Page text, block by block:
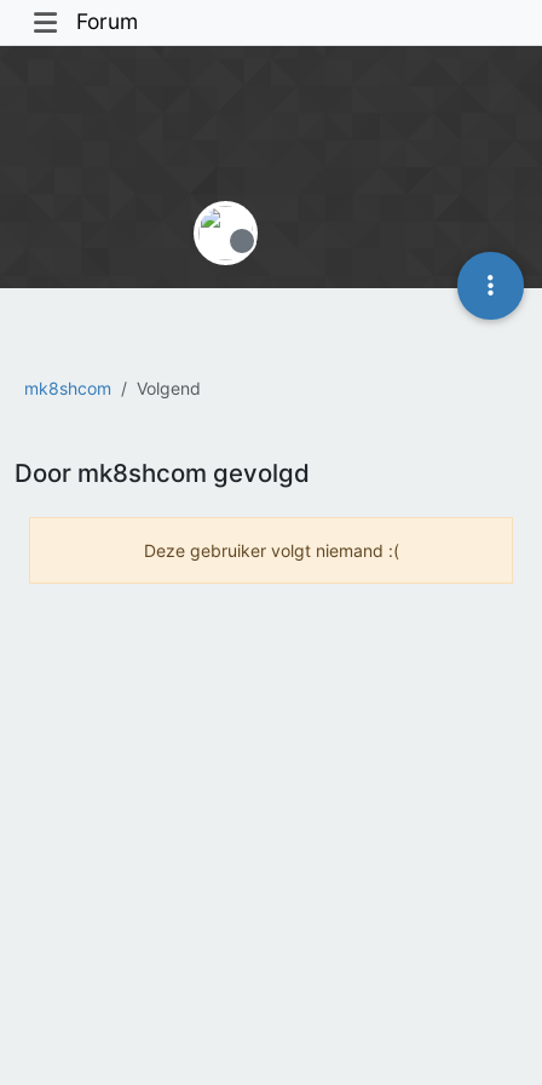
Forum
mk8shcom Volgend
Offline
Door mk8shcom gevolgd
Deze gebruiker volgt niemand :(